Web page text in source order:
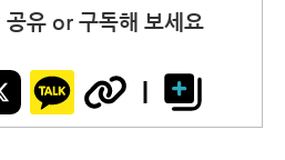
공유 or 구독해 보세요